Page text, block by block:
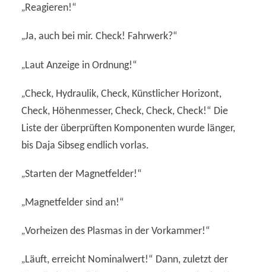
„Reagieren!“
„Ja, auch bei mir. Check! Fahrwerk?“
„Laut Anzeige in Ordnung!“
„Check, Hydraulik, Check, Künstlicher Horizont,
Check, Höhenmesser, Check, Check, Check!“ Die
Liste der überprüften Komponenten wurde länger,
bis Daja Sibseg endlich vorlas.
„Starten der Magnetfelder!“
„Magnetfelder sind an!“
„Vorheizen des Plasmas in der Vorkammer!“
„Läuft, erreicht Nominalwert!“ Dann, zuletzt der